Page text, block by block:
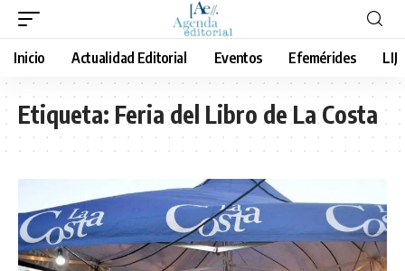
Inicio Actualidad Editorial Eventos Efemérides LIJ
Etiqueta:Feria del Libro de La Costa